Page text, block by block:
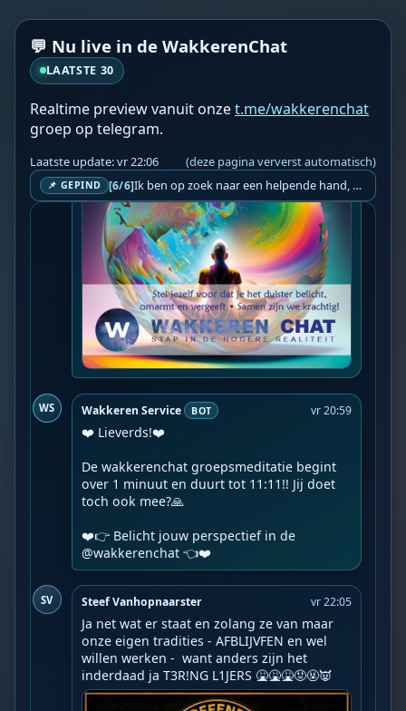
💬 Nu live in de WakkerenChat
LAATSTE 30
Realtime preview vanuit onzet.me/wakkerenchat
groep op telegram.
Laatste update: vr 22:06 (deze pagina ververst automatisch)
📌 GEPIND [6/6] Ik ben op zoek naar een helpende hand, een menselijk oog, een admin die helpt met controleren of de chat wel correct word gemodereerd word door NoMoSpam. 98% gaat automatisch goed, toch ik dit nooit helemaal loslaten en moet er altijd een mens mee blijven opletten bij elke beslissing die gemaakt word. Waar bestaan de werkzaamheden uit? Mee kijken in admin log kanaal naar alle drugs/porno/scams die voorbij komen en in het geval van een randgevalletje, ingrijpen en b.v. een verwijderd maar wel toegestaan bericht terug plaatsen met een druk op de knop. tsja zo banaal en simpel is het gesteld.. Word je hier blij van? Nee. Strookt het je ego? Nee. Word je er beter van? Nee. Kost het veel tijd? Totaal niet, consistentie en regelmaat is belangrijker dan 'er even voor kunnen gaan zitten'.. het werk is in een paar seconden gepiept.. je checkt puur of AI de juiste beslissing heeft gemaakt.. …
WS Wakkeren Service
WS Wakkeren Service BOT vr 20:59
❤️ Lieverds!❤️
De wakkerenchat groepsmeditatie begint
over 1 minuut en duurt tot 11:11!! Jij doet
toch ook mee?🙏
❤️👉 Belicht jouw perspectief in de
@wakkerenchat 👈❤️️
SV Steef Vanhopnaarster vr 22:05
Ja net wat er staat en zolang ze van maar
onze eigen tradities - AFBLIJVFEN en wel
willen werken -  want anders zijn het
inderdaad ja T3R!NG L1JERS 🤮🤮🤮😡🤬👿